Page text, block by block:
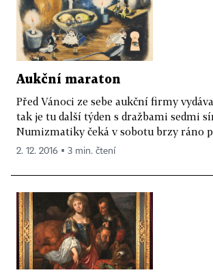
Aukční maraton
Před Vánoci ze sebe aukční firmy
tak je tu další týden s dražbami sedmi
Numizmatiky čeká v sobotu brzy ráno
2. 12. 2016 ▪ 3 min. čtení